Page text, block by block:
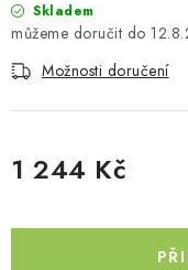
Moje objednávka
Obchodní podmínky
Skladem
Možnosti doručení
1 244 Kč